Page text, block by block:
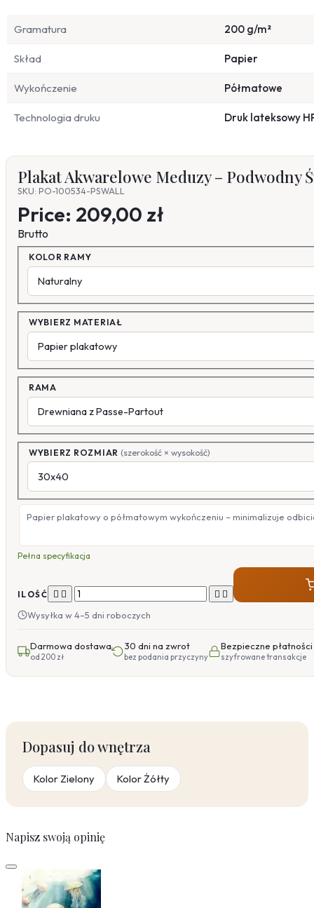
Gramatura 200 g/m²
Skład Papier
Wykończenie Półmatowe
Technologia druku Druk lateksowy
Plakat Akwarelowe Meduzy – Podwodny
SKU: PO-100534-PSWALL
Price: 209,00 zł
Brutto
KOLOR RAMY
WYBIERZ MATERIAŁ
RAMA
WYBIERZ ROZMIAR (szerokość × wysokość)
Papier plakatowy o półmatowym wykończeniu – minimalizuje
Pełna specyfikacja
ILOŚĆ    
Wysyłka w 4–5 dni roboczych
Darmowa dostawa
od 200 zł
30 dni na zwrot
bez podania przyczyny
Bezpieczne płatności
szyfrowane transakcje
Dopasuj do wnętrza
Kolor Zielony Kolor Żółty
Napisz swoją opinię